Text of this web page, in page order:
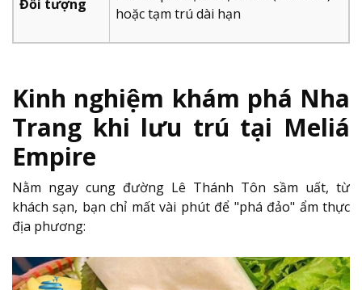
Đối tượng
hoặc tạm trú dài hạn
Kinh nghiệm khám phá Nha
Trang khi lưu trú tại Meliá
Empire
Nằm ngay cung đường Lê Thánh Tôn sầm uất, từ
khách sạn, bạn chỉ mất vài phút để "phá đảo" ẩm thực
địa phương: